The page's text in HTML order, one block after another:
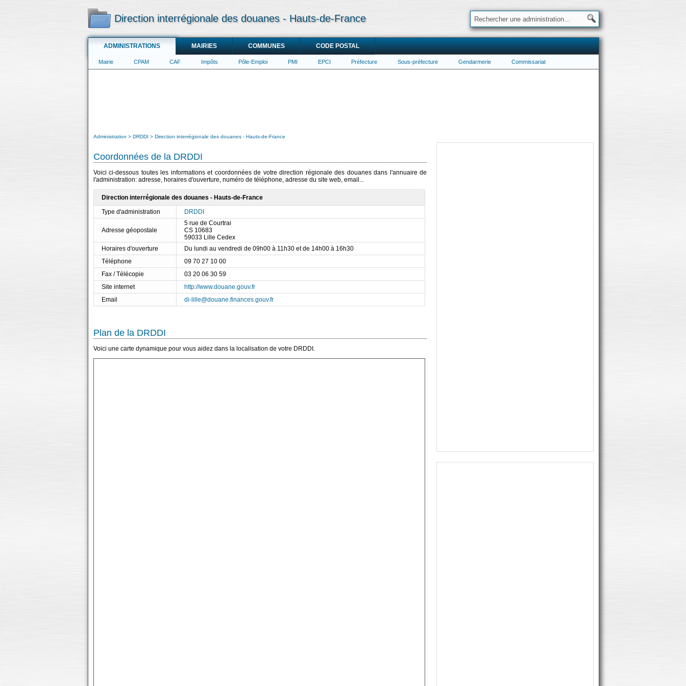
Direction interrégionale des douanes - Hauts-de-France
ADMINISTRATIONS MAIRIES COMMUNES CODE POSTAL
Mairie CPAM CAF Impôts Pôle-Emploi PMI EPCI Préfecture Sous-préfecture Gendarmerie Commissariat
Administration DRDDI Direction interrégionale des douanes - Hauts-de-France
Coordonnées de la DRDDI
Voici ci-dessous toutes les informations et coordonnées de votre direction régionale des douanes dans l'annuaire de
l'administration: adresse, horaires d'ouverture, numéro de téléphone, adresse du site web, email...
Direction interrégionale des douanes - Hauts-de-France
Type d'administration
DRDDI
Adresse géopostale
5 rue de Courtrai
CS 10683
59033 Lille Cedex
Horaires d'ouverture
Du lundi au vendredi de 09h00 à 11h30 et de 14h00 à 16h30
Téléphone
09 70 27 10 00
Fax / Télécopie
03 20 06 30 59
Site internet
http://www.douane.gouv.fr
Email
di-lille@douane.finances.gouv.fr
Plan de la DRDDI
Voici une carte dynamique pour vous aidez dans la localisation de votre DRDDI.